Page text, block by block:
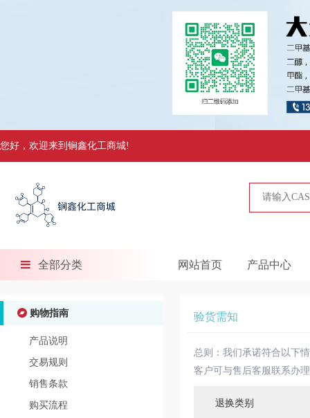
您好，欢迎来到锏鑫化工商城!
全部分类 网站首页 产品中心
购物指南
产品说明
交易规则
销售条款
购买流程
验货需知
总则：我们承诺符合以下
客户可与售后客服联系办
退换类别